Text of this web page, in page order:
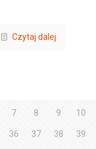
Czytaj dalej
7 8 9 10
36 37 38 39